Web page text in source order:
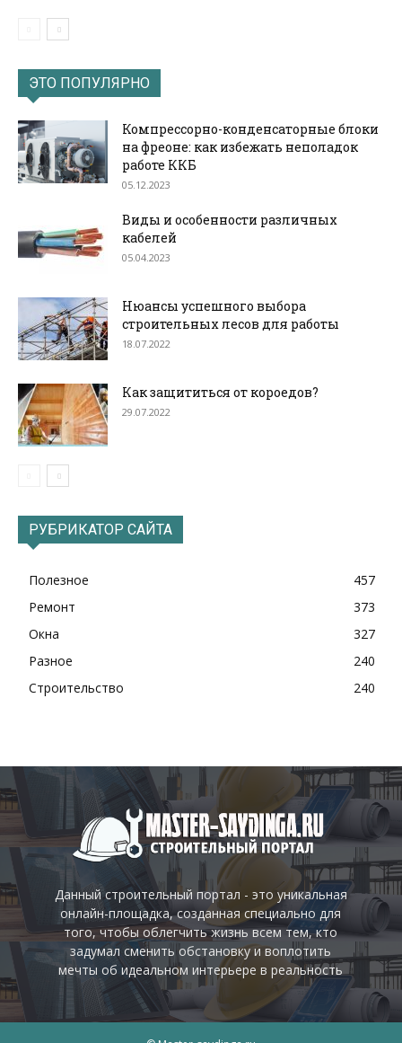
ЭТО ПОПУЛЯРНО
Компрессорно-конденсаторные блоки
на фреоне: как избежать неполадок
работе ККБ
05.12.2023
Виды и особенности различных
кабелей
05.04.2023
Нюансы успешного выбора
строительных лесов для работы
18.07.2022
Как защититься от короедов?
29.07.2022
РУБРИКАТОР САЙТА
Полезное
457
Ремонт
373
Окна
327
Разное
240
Строительство
240
Данный строительный портал - это уникальная
онлайн-площадка, созданная специально для
того, чтобы облегчить жизнь всем тем, кто
задумал сменить обстановку и воплотить
мечты об идеальном интерьере в реальность